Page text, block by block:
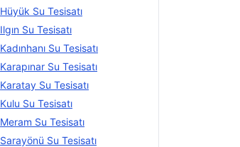
Hüyük Su Tesisatı
Ilgın Su Tesisatı
Kadınhanı Su Tesisatı
Karapınar Su Tesisatı
Karatay Su Tesisatı
Kulu Su Tesisatı
Meram Su Tesisatı
Sarayönü Su Tesisatı